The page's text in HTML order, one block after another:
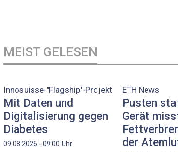
MEIST GELESEN
Innosuisse-"Flagship"-Projekt
Mit Daten und
Digitalisierung gegen
Diabetes
09.08.2026 - 09:00 Uhr
ETH News
Pusten
Gerät
der